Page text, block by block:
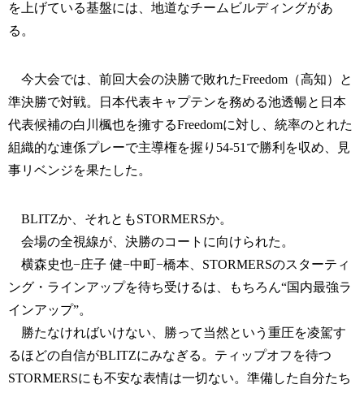
を上げている基盤には、地道なチームビルディングがあ
る。
今大会では、前回大会の決勝で敗れたFreedom（高知）と
準決勝で対戦。日本代表キャプテンを務める池透暢と日本
代表候補の白川楓也を擁するFreedomに対し、統率のとれた
組織的な連係プレーで主導権を握り54-51で勝利を収め、見
事リベンジを果たした。
BLITZか、それともSTORMERSか。
会場の全視線が、決勝のコートに向けられた。
横森史也−庄子 健−中町−橋本、STORMERSのスターティ
ング・ラインアップを待ち受けるは、もちろん“国内最強ラ
インアップ”。
勝たなければいけない、勝って当然という重圧を凌駕す
るほどの自信がBLITZにみなぎる。ティップオフを待つ
STORMERSにも不安な表情は一切ない。準備した自分たち